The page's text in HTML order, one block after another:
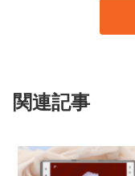
関連記事